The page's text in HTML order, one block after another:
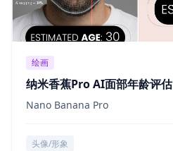
绘画
纳米香蕉Pro AI面部年龄评估
Nano Banana Pro
头像/形象